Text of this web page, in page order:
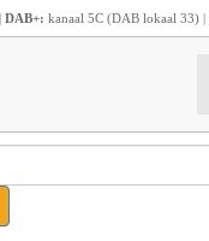
DAB+: kanaal 5C (DAB lokaal 33) |